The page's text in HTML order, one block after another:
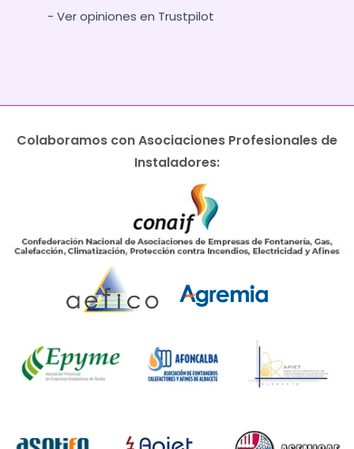
- Ver opiniones en Trustpilot
Colaboramos con Asociaciones Profesionales de
Instaladores: